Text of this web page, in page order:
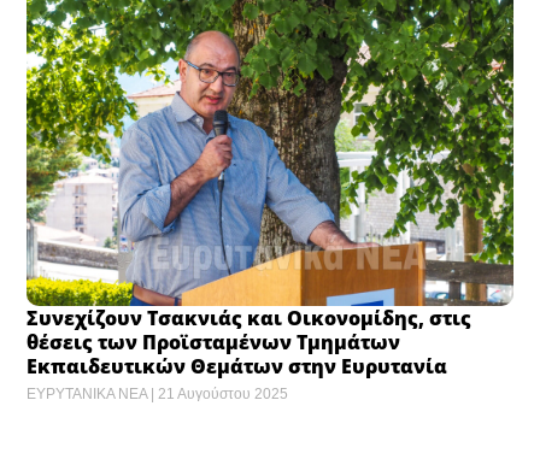
Συνεχίζουν Τσακνιάς και Οικονομίδης, στις
θέσεις των Προϊσταμένων Τμημάτων
Εκπαιδευτικών Θεμάτων στην Ευρυτανία
ΕΥΡΥΤΑΝΙΚΑ ΝΕΑ 21 Αυγούστου 2025